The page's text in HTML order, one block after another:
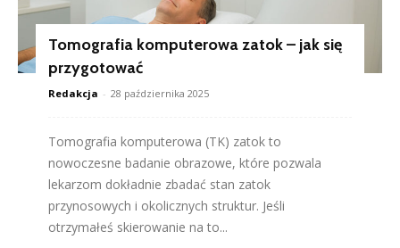
Tomografia komputerowa zatok – jak się
przygotować
Redakcja - 28 października 2025
Tomografia komputerowa (TK) zatok to
nowoczesne badanie obrazowe, które pozwala
lekarzom dokładnie zbadać stan zatok
przynosowych i okolicznych struktur. Jeśli
otrzymałeś skierowanie na to...